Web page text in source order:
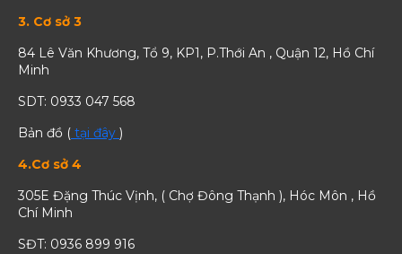
3. Cơ sở 3
84 Lê Văn Khương, Tổ 9, KP1, P.Thới An , Quận 12, Hồ Chí
Minh
SDT: 0933 047 568
Bản đồ ( tại đây )
4.Cơ sở 4
305E Đặng Thúc Vịnh, ( Chợ Đông Thạnh ), Hóc Môn , Hồ
Chí Minh
SĐT: 0936 899 916